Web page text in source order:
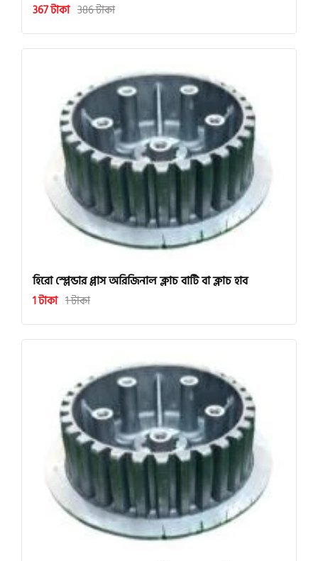
367 টাকা 386 টাকা
হিরো স্প্লেন্ডার প্লাস অরিজিনাল ক্লাচ বাটি বা ক্লাচ হাব
1 টাকা 1 টাকা